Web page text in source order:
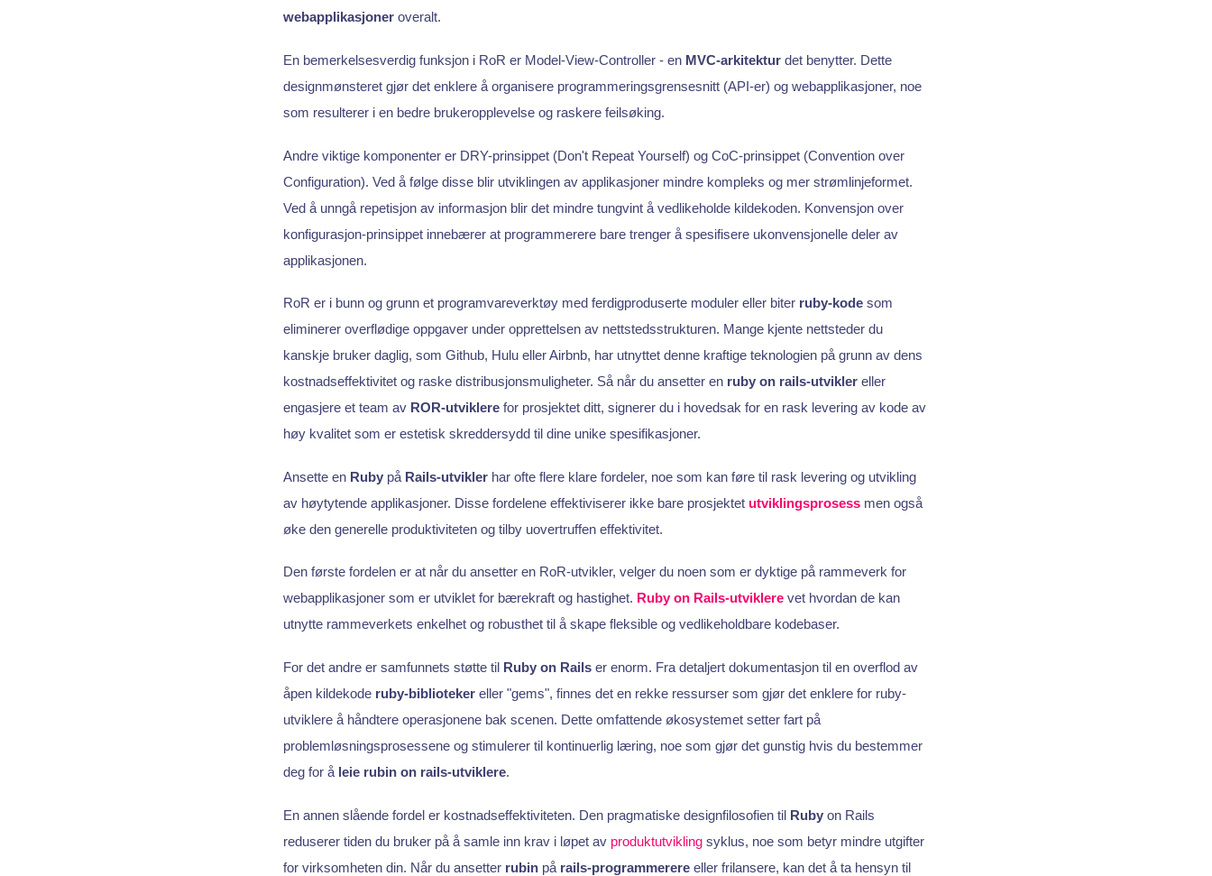
webapplikasjoneroveralt.
En bemerkelsesverdig funksjon i RoR er Model-View-Controller - en MVC-arkitekturdet benytter. Dette
designmønsteret gjør det enklere å organisere programmeringsgrensesnitt (API-er) og webapplikasjoner, noe
som resulterer i en bedre brukeropplevelse og raskere feilsøking.
Andre viktige komponenter er DRY-prinsippet (Don't Repeat Yourself) og CoC-prinsippet (Convention over
Configuration). Ved å følge disse blir utviklingen av applikasjoner mindre kompleks og mer strømlinjeformet.
Ved å unngå repetisjon av informasjon blir det mindre tungvint å vedlikeholde kildekoden. Konvensjon over
konfigurasjon-prinsippet innebærer at programmerere bare trenger å spesifisere ukonvensjonelle deler av
applikasjonen.
RoR er i bunn og grunn et programvareverktøy med ferdigproduserte moduler eller biter ruby-kodesom
eliminerer overflødige oppgaver under opprettelsen av nettstedsstrukturen. Mange kjente nettsteder du
kanskje bruker daglig, som Github, Hulu eller Airbnb, har utnyttet denne kraftige teknologien på grunn av dens
kostnadseffektivitet og raske distribusjonsmuligheter. Så når du ansetter en ruby on rails-utviklereller
engasjere et team av ROR-utviklerefor prosjektet ditt, signerer du i hovedsak for en rask levering av kode av
høy kvalitet som er estetisk skreddersydd til dine unike spesifikasjoner.
Ansette en Rubypå Rails-utviklerhar ofte flere klare fordeler, noe som kan føre til rask levering og utvikling
av høytytende applikasjoner. Disse fordelene effektiviserer ikke bare prosjektet utviklingsprosessmen også
øke den generelle produktiviteten og tilby uovertruffen effektivitet.
Den første fordelen er at når du ansetter en RoR-utvikler, velger du noen som er dyktige på rammeverk for
webapplikasjoner som er utviklet for bærekraft og hastighet. Ruby on Rails-utviklerevet hvordan de kan
utnytte rammeverkets enkelhet og robusthet til å skape fleksible og vedlikeholdbare kodebaser.
For det andre er samfunnets støtte til Ruby on Railser enorm. Fra detaljert dokumentasjon til en overflod av
åpen kildekode ruby-bibliotekereller "gems", finnes det en rekke ressurser som gjør det enklere for ruby-
utviklere å håndtere operasjonene bak scenen. Dette omfattende økosystemet setter fart på
problemløsningsprosessene og stimulerer til kontinuerlig læring, noe som gjør det gunstig hvis du bestemmer
deg for å leie rubinon rails-utviklere.
En annen slående fordel er kostnadseffektiviteten. Den pragmatiske designfilosofien til Rubyon Rails
reduserer tiden du bruker på å samle inn krav i løpet av produktutviklingsyklus, noe som betyr mindre utgifter
for virksomheten din. Når du ansetter rubinpå rails-programmerereeller frilansere, kan det å ta hensyn til